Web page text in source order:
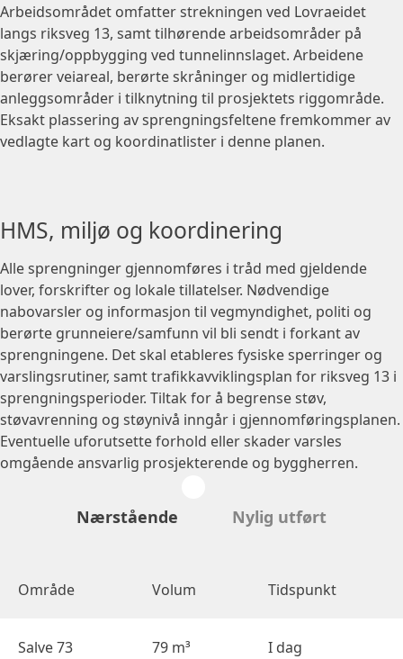
Arbeidsområdet omfatter strekningen ved Lovraeidet
langs riksveg 13, samt tilhørende arbeidsområder på
skjæring/oppbygging ved tunnelinnslaget. Arbeidene
berører veiareal, berørte skråninger og midlertidige
anleggsområder i tilknytning til prosjektets riggområde.
Eksakt plassering av sprengningsfeltene fremkommer av
vedlagte kart og koordinatlister i denne planen.
HMS, miljø og koordinering
Alle sprengninger gjennomføres i tråd med gjeldende
lover, forskrifter og lokale tillatelser. Nødvendige
nabovarsler og informasjon til vegmyndighet, politi og
berørte grunneiere/samfunn vil bli sendt i forkant av
sprengningene. Det skal etableres fysiske sperringer og
varslingsrutiner, samt trafikkavviklingsplan for riksveg 13 i
sprengningsperioder. Tiltak for å begrense støv,
støvavrenning og støynivå inngår i gjennomføringsplanen.
Eventuelle uforutsette forhold eller skader varsles
omgående ansvarlig prosjekterende og byggherren.
Nærstående Nylig utført
Område Volum Tidspunkt
Salve 73 79 m³
I dag